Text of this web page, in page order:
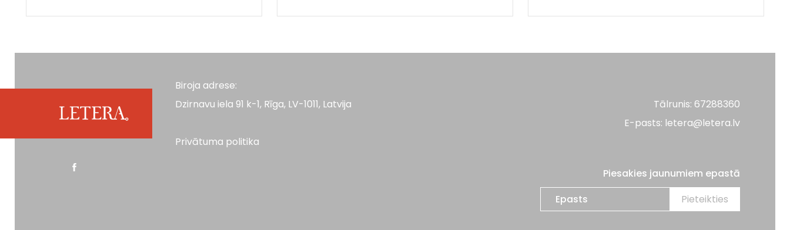
Biroja adrese:
Dzirnavu iela 91 k-1, Rīga, LV-1011, Latvija
Privātuma politika
Tālrunis: 67288360
E-pasts: letera@letera.lv
Piesakies jaunumiem epastā